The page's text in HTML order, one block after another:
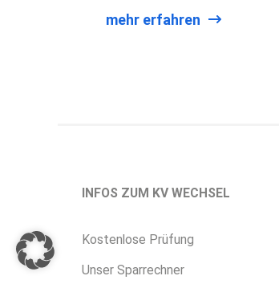
mehr erfahren
INFOS ZUM KV WECHSEL
Kostenlose Prüfung
Unser Sparrechner